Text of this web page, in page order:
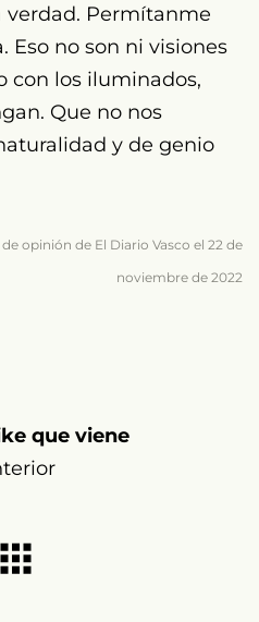
Permítanme
Eso no son ni visiones
con los iluminados,
Que no nos
y de genio
opinión de El Diario Vasco el 22 de
noviembre de 2022
que viene